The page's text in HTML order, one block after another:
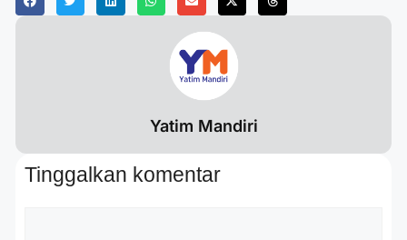
Yatim Mandiri
Tinggalkan komentar